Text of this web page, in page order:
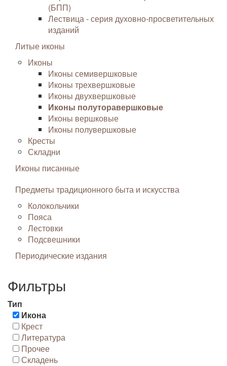
(БПП)
Лествица - серия духовно-просветительных
изданий
Литые иконы
Иконы
Иконы семивершковые
Иконы трехвершковые
Иконы двухвершковые
Иконы полуторавершковые
Иконы вершковые
Иконы полувершковые
Кресты
Складни
Иконы писанные
Предметы традиционного быта и искусства
Колокольчики
Пояса
Лестовки
Подсвешники
Периодические издания
Фильтры
Тип
Икона
Крест
Литература
Прочее
Складень